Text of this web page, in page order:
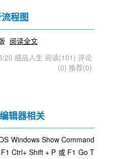
程图
阅读全文
细品人生 阅读(101) 评论
(0) 推荐(0)
辑器相关
Windows Show Command
Ctrl+ Shift + P 或 F1 Go T